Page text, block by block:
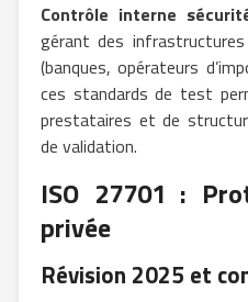
Contrôle interne
gérant des
(banques, opérateurs
ces standards de test
prestataires et de
de validation.
ISO 27701 :
privée
Révision 2025 et